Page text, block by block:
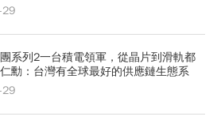
29
系列2一台積電領軍，從晶片到滑軌都
勳：台灣有全球最好的供應鏈生態系
29